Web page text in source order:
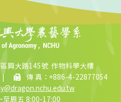
興大路145號 作物科學大樓
|
傳 真：+886-4-22877054
至周五 8:00-17:00